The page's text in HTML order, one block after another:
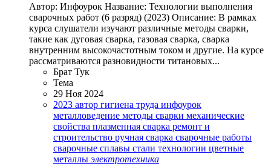
Автор: Инфоурок Название: Технологии выполнения
сварочных работ (6 разряд) (2023) Описание: В рамках
курса слушатели изучают различные методы сварки,
такие как дуговая сварка, газовая сварка, сварка
внутренним высокочастотным током и другие. На курсе
рассматриваются разновидности титановых...
Брат Тук
Тема
29 Ноя 2024
2023 автор гигиена труда инфоурок
металловедение методы сварки механические
свойства плазменная сварка ремонт и
строительство ручная сварка сварочные работы
сварочные сплавы стали технологии цветные
металлы электротехника